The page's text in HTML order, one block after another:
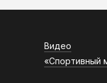
Видео
«Спортивный